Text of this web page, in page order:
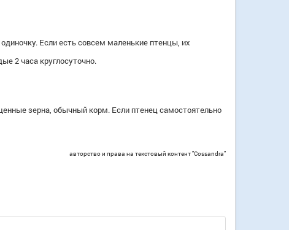
Если есть совсем маленькие птенцы, их
2 часа круглосуточно.
зерна, обычный корм. Если птенец самостоятельно
авторство и права на текстовый контент "Cossandra"